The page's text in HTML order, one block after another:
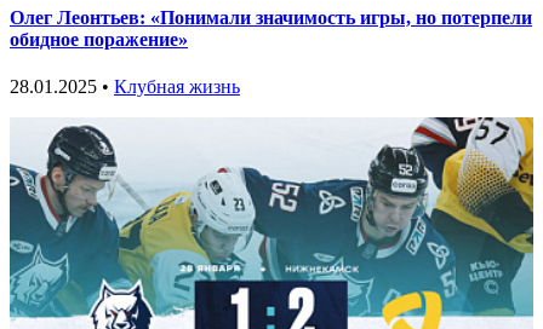
Олег Леонтьев: «Понимали значимость игры, но потерпели
обидное поражение»
28.01.2025 • Клубная жизнь